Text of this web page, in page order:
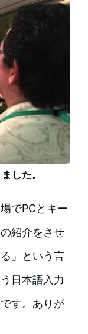
した。
でPCとキー
紹介をさせ
」という言
日本語入力
す。ありが